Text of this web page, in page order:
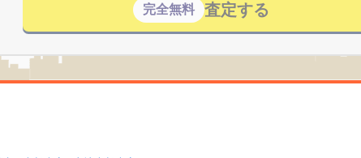
完全無料 査定する